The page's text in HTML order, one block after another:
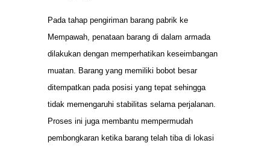
Pada tahap pengiriman barang pabrik ke
Mempawah, penataan barang di dalam armada
dilakukan dengan memperhatikan keseimbangan
muatan. Barang yang memiliki bobot besar
ditempatkan pada posisi yang tepat sehingga
tidak memengaruhi stabilitas selama perjalanan.
Proses ini juga membantu mempermudah
pembongkaran ketika barang telah tiba di lokasi